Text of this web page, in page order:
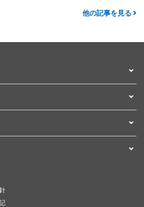
他の記事を見る